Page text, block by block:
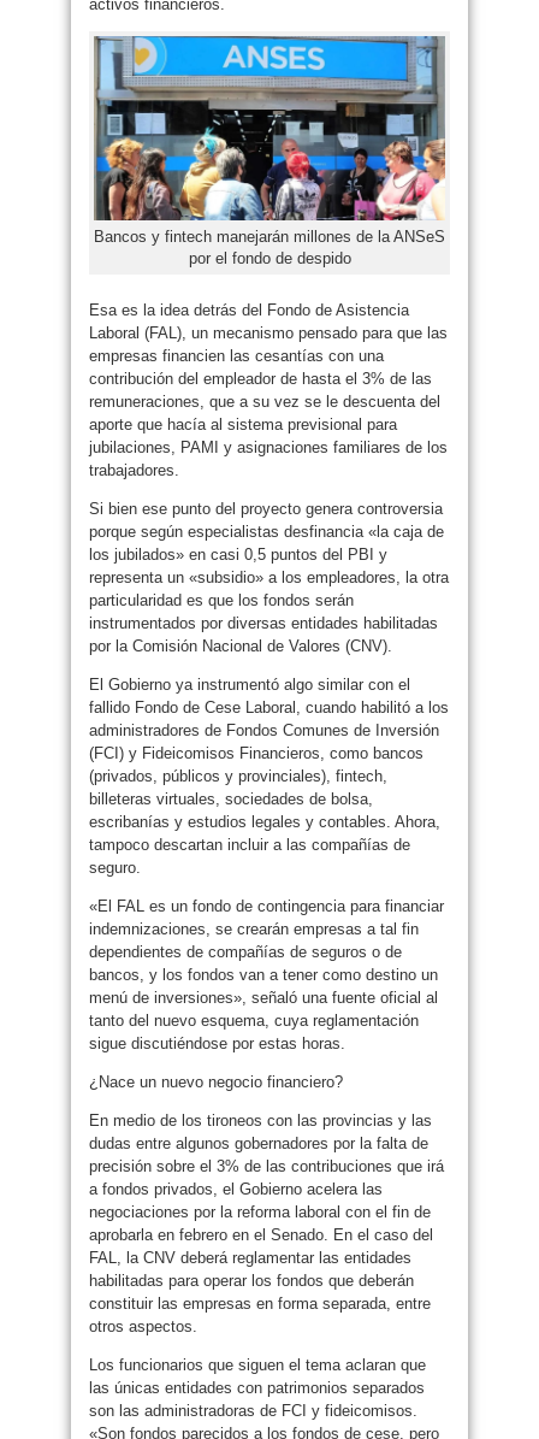
activos financieros.
Bancos y fintech manejarán millones de la ANSeS
por el fondo de despido
Esa es la idea detrás del Fondo de Asistencia
Laboral (FAL), un mecanismo pensado para que las
empresas financien las cesantías con una
contribución del empleador de hasta el 3% de las
remuneraciones, que a su vez se le descuenta del
aporte que hacía al sistema previsional para
jubilaciones, PAMI y asignaciones familiares de los
trabajadores.
Si bien ese punto del proyecto genera controversia
porque según especialistas desfinancia «la caja de
los jubilados» en casi 0,5 puntos del PBI y
representa un «subsidio» a los empleadores, la otra
particularidad es que los fondos serán
instrumentados por diversas entidades habilitadas
por la Comisión Nacional de Valores (CNV).
El Gobierno ya instrumentó algo similar con el
fallido Fondo de Cese Laboral, cuando habilitó a los
administradores de Fondos Comunes de Inversión
(FCI) y Fideicomisos Financieros, como bancos
(privados, públicos y provinciales), fintech,
billeteras virtuales, sociedades de bolsa,
escribanías y estudios legales y contables. Ahora,
tampoco descartan incluir a las compañías de
seguro.
«El FAL es un fondo de contingencia para financiar
indemnizaciones, se crearán empresas a tal fin
dependientes de compañías de seguros o de
bancos, y los fondos van a tener como destino un
menú de inversiones», señaló una fuente oficial al
tanto del nuevo esquema, cuya reglamentación
sigue discutiéndose por estas horas.
¿Nace un nuevo negocio financiero?
En medio de los tironeos con las provincias y las
dudas entre algunos gobernadores por la falta de
precisión sobre el 3% de las contribuciones que irá
a fondos privados, el Gobierno acelera las
negociaciones por la reforma laboral con el fin de
aprobarla en febrero en el Senado. En el caso del
FAL, la CNV deberá reglamentar las entidades
habilitadas para operar los fondos que deberán
constituir las empresas en forma separada, entre
otros aspectos.
Los funcionarios que siguen el tema aclaran que
las únicas entidades con patrimonios separados
son las administradoras de FCI y fideicomisos.
«Son fondos parecidos a los fondos de cese, pero